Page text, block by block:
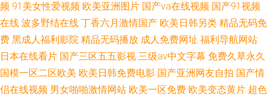
频 91美女性爱视频 欧美亚洲图片 国产va在线视频 国产91视频
在线 波多野结在线 丁香六月激情国产 欧美日韩另类 精品无码免
费 黑成人福利影院 精品无码播放 成人免费网址 福利导航网站
日本在线看片 国产三区五五影视 三级av中文字幕 免费久草永久
国模一区二区欧美 欧美日韩免费电影 国产亚洲网友自拍 国产情
侣在线视频 男女啪啪激情网站 欧美一区免费 欧美变态黄片 超色